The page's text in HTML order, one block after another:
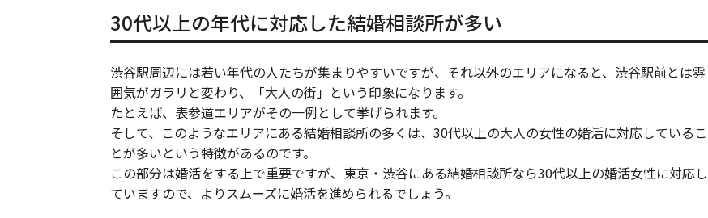
30代以上の年代に対応した結婚相談所が多い
渋谷駅周辺には若い年代の人たちが集まりやすいですが、それ以外のエリアになると、渋谷駅前とは雰
囲気がガラリと変わり、「大人の街」という印象になります。
たとえば、表参道エリアがその一例として挙げられます。
そして、このようなエリアにある結婚相談所の多くは、30代以上の大人の女性の婚活に対応しているこ
とが多いという特徴があるのです。
この部分は婚活をする上で重要ですが、東京・渋谷にある結婚相談所なら30代以上の婚活女性に対応し
ていますので、よりスムーズに婚活を進められるでしょう。